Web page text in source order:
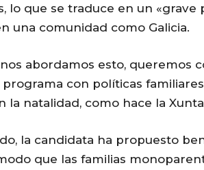
lo que se traduce en un
una comunidad como Galicia.
abordamos esto, queremos
con políticas
la natalidad, como hace la
la candidata ha propuesto
que las familias